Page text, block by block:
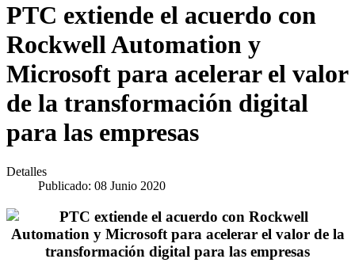
PTC extiende el acuerdo con
Rockwell Automation y
Microsoft para acelerar el valor
de la transformación digital
para las empresas
Detalles
Publicado: 08 Junio 2020